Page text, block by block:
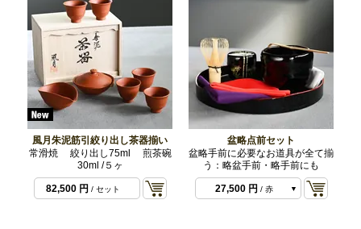
風月朱泥筋引絞り出し茶器揃い
常滑焼 絞り出し75ml 煎茶碗
30ml /５ヶ
82,500 円 / セット
盆略点前セット
盆略手前に必要なお道具が全て揃
う：略盆手前・略手前にも
27,500 円 / 赤